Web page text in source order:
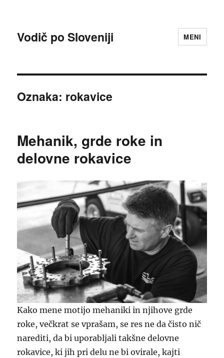
Vodič po Sloveniji MENI
Oznaka: rokavice
Mehanik, grde roke in
delovne rokavice
Kako mene motijo mehaniki in njihove grde
roke, večkrat se vprašam, se res ne da čisto nič
narediti, da bi uporabljali takšne delovne
rokavice, ki jih pri delu ne bi ovirale, kajti